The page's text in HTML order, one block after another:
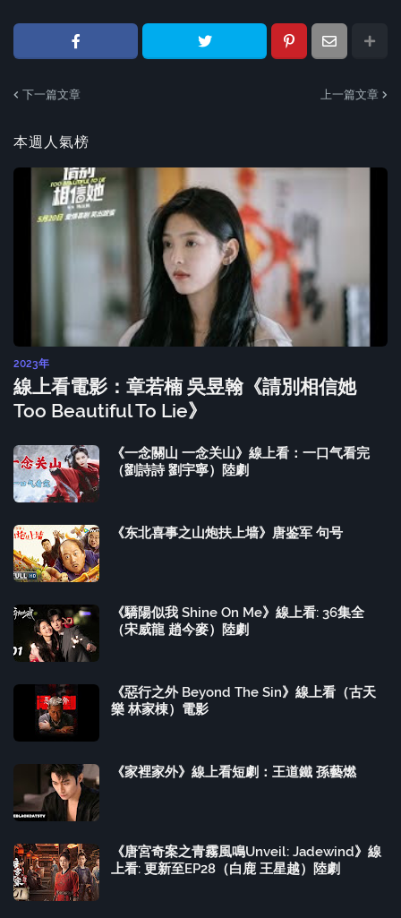
下一篇文章 上一篇文章
本週人氣榜
2023年
線上看電影：章若楠 吳昱翰《請別相信她
Too Beautiful To Lie》
《一念關山 一念关山》線上看：一口气看完
（劉詩詩 劉宇寧）陸劇
《东北喜事之山炮扶上墙》唐鉴军 句号
《驕陽似我 Shine On Me》線上看: 36集全
（宋威龍 趙今麥）陸劇
《惡行之外 Beyond The Sin》線上看（古天
樂 林家棟）電影
《家裡家外》線上看短劇：王道鐵 孫藝燃
《唐宮奇案之青霧風鳴Unveil: Jadewind》線
上看: 更新至EP28（白鹿 王星越）陸劇